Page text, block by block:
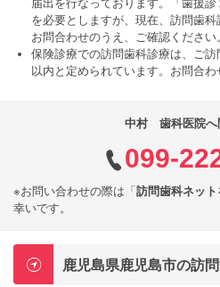
を必要としますが、現在、訪問歯
お問合わせのうえ、ご確認ください。
保険診療での訪問歯科診療は、ご
以内と定められています。お問合わ
中村 歯科医院へ
099-
※お問い合わせの際は「訪問歯科ネット
幸いです。
鹿児島県鹿児島市の訪